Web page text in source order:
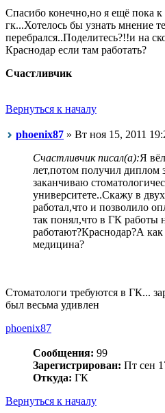
Спасибо конечно,но я ещё пока
гк...Хотелось бы узнать мнение
перебрался..Поделитесь?!!и на
Краснодар если там работать?
Счастливчик
Вернуться к началу
phoenix87 » Вт ноя 15, 2011
Счастливчик писал(а):Я
лет,потом получил диплом
заканчиваю
университете..Скажу в
работал,что и позволило
так понял,что в ГК работы
работают?Краснодар?А как
медицина?
Стоматологи требуются в ГК...
был весьма удивлен
phoenix87
Сообщения: 99
Зарегистрирован: Пт сен
Откуда: ГК
Вернуться к началу